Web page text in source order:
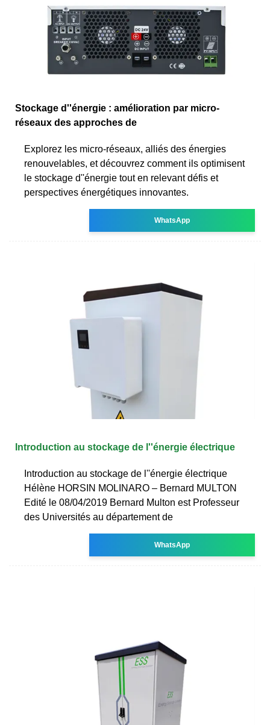
Stockage d''énergie : amélioration par micro-
réseaux des approches de
Explorez les micro-réseaux, alliés des énergies
renouvelables, et découvrez comment ils optimisent
le stockage d''énergie tout en relevant défis et
perspectives énergétiques innovantes.
WhatsApp
Introduction au stockage de l''énergie électrique
Introduction au stockage de l''énergie électrique
Hélène HORSIN MOLINARO – Bernard MULTON
Edité le 08/04/2019 Bernard Multon est Professeur
des Universités au département de
WhatsApp